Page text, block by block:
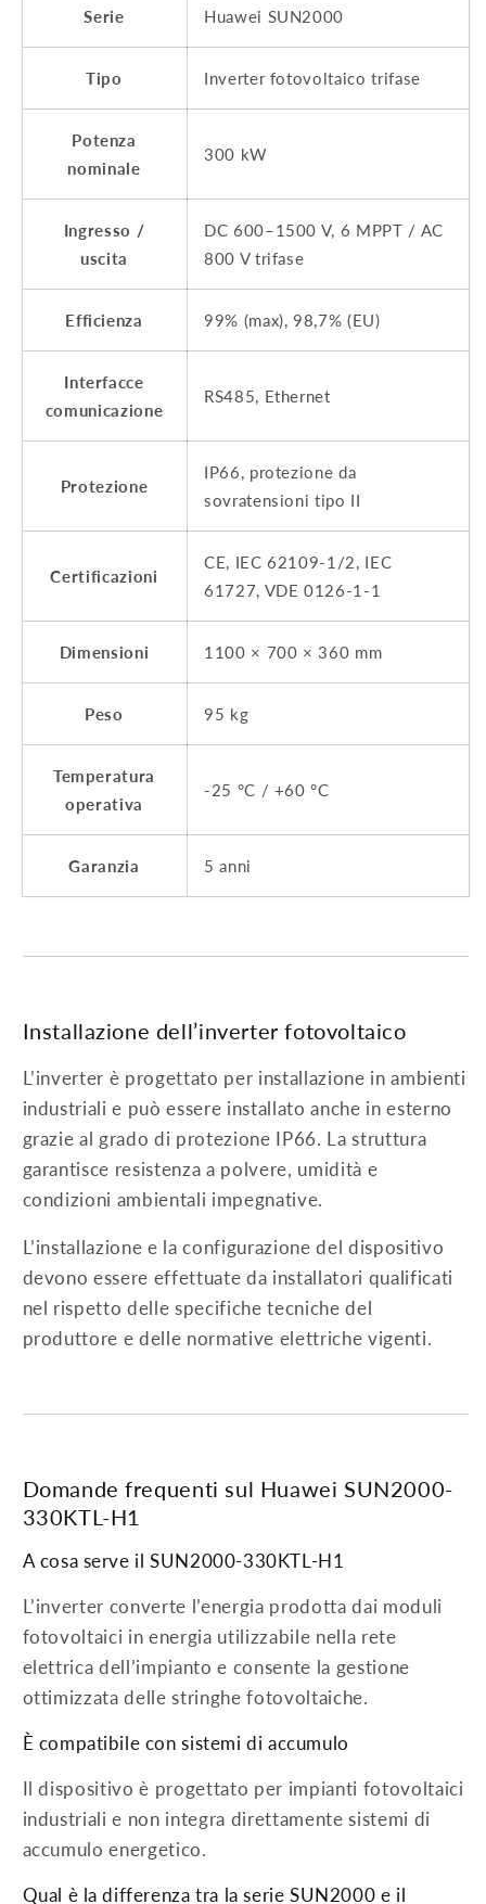
Serie Huawei SUN2000
Tipo Inverter fotovoltaico trifase
Potenza
nominale
300 kW
Ingresso /
uscita
DC 600–1500 V, 6 MPPT / AC
800 V trifase
Efficienza 99% (max), 98,7% (EU)
Interfacce
comunicazione
RS485, Ethernet
Protezione
IP66, protezione da
sovratensioni tipo II
Certificazioni
CE, IEC 62109-1/2, IEC
61727, VDE 0126-1-1
Dimensioni 1100 × 700 × 360 mm
Peso 95 kg
Temperatura
operativa
-25 °C / +60 °C
Garanzia 5 anni
Installazione dell’inverter fotovoltaico
L’inverter è progettato per installazione in ambienti
industriali e può essere installato anche in esterno
grazie al grado di protezione IP66. La struttura
garantisce resistenza a polvere, umidità e
condizioni ambientali impegnative.
L’installazione e la configurazione del dispositivo
devono essere effettuate da installatori qualificati
nel rispetto delle specifiche tecniche del
produttore e delle normative elettriche vigenti.
Domande frequenti sul Huawei SUN2000-
330KTL-H1
A cosa serve il SUN2000-330KTL-H1
L’inverter converte l’energia prodotta dai moduli
fotovoltaici in energia utilizzabile nella rete
elettrica dell’impianto e consente la gestione
ottimizzata delle stringhe fotovoltaiche.
È compatibile con sistemi di accumulo
Il dispositivo è progettato per impianti fotovoltaici
industriali e non integra direttamente sistemi di
accumulo energetico.
Qual è la differenza tra la serie SUN2000 e il